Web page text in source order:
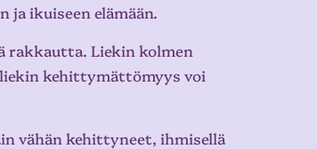
ja ikuiseen elämään.
rakkautta. Liekin kolmen
liekin kehittymättömyys voi
vähän kehittyneet, ihmisellä